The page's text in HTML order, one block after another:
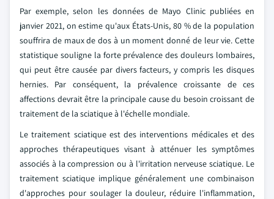
Par exemple, selon les données de Mayo Clinic publiées en
janvier 2021, on estime qu'aux États-Unis, 80 % de la population
souffrira de maux de dos à un moment donné de leur vie. Cette
statistique souligne la forte prévalence des douleurs lombaires,
qui peut être causée par divers facteurs, y compris les disques
hernies. Par conséquent, la prévalence croissante de ces
affections devrait être la principale cause du besoin croissant de
traitement de la sciatique à l'échelle mondiale.
Le traitement sciatique est des interventions médicales et des
approches thérapeutiques visant à atténuer les symptômes
associés à la compression ou à l'irritation nerveuse sciatique. Le
traitement sciatique implique généralement une combinaison
d'approches pour soulager la douleur, réduire l'inflammation,